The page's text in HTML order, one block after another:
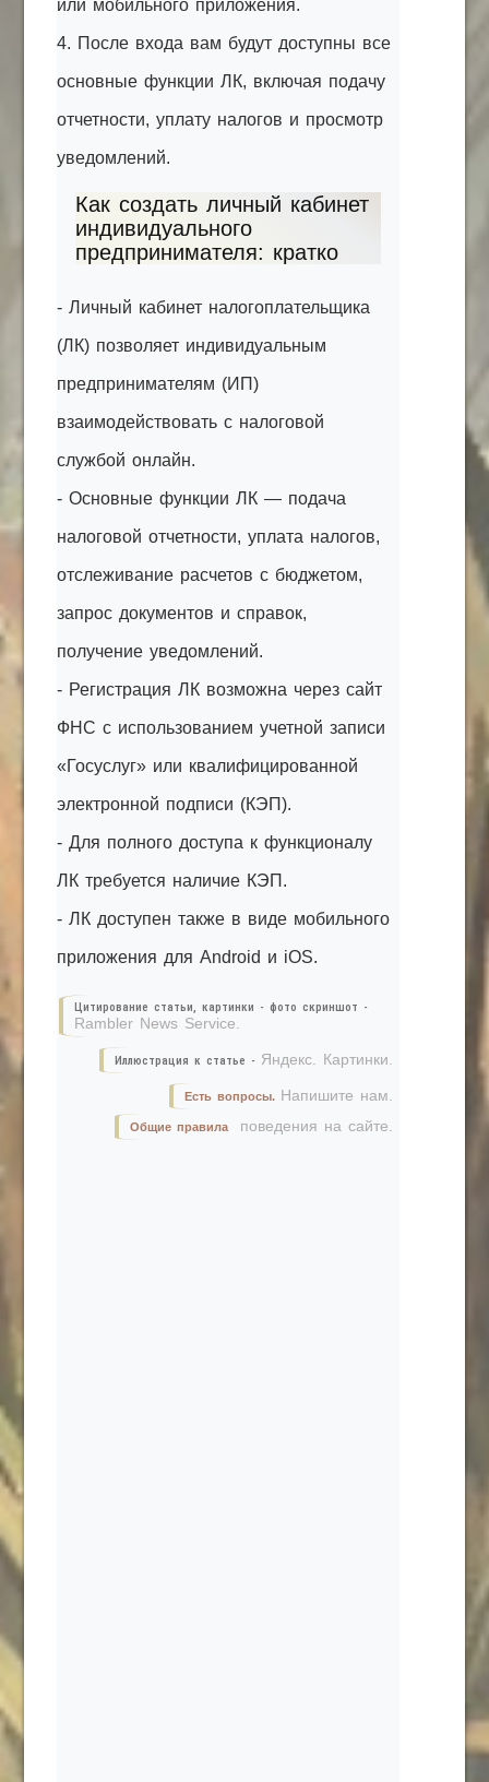
или мобильного приложения.
4. После входа вам будут доступны все
основные функции ЛК, включая подачу
отчетности, уплату налогов и просмотр
уведомлений.
Как создать личный кабинет
индивидуального
предпринимателя: кратко
- Личный кабинет налогоплательщика
(ЛК) позволяет индивидуальным
предпринимателям (ИП)
взаимодействовать с налоговой
службой онлайн.
- Основные функции ЛК — подача
налоговой отчетности, уплата налогов,
отслеживание расчетов с бюджетом,
запрос документов и справок,
получение уведомлений.
- Регистрация ЛК возможна через сайт
ФНС с использованием учетной записи
«Госуслуг» или квалифицированной
электронной подписи (КЭП).
- Для полного доступа к функционалу
ЛК требуется наличие КЭП.
- ЛК доступен также в виде мобильного
приложения для Android и iOS.
Цитирование статьи, картинки - фото скриншот -
Rambler News Service.
Иллюстрация к статье - Яндекс. Картинки.
Есть вопросы. Напишите нам.
Общие правила поведения на сайте.